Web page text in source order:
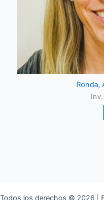
Ronda,
Todos los derechos © 2026 |